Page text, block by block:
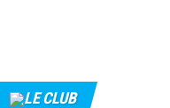
LE CLUB